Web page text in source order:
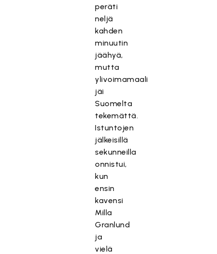
peräti
neljä
kahden
minuutin
jäähyä,
mutta
ylivoimamaali
jäi
Suomelta
tekemättä.
Istuntojen
jälkeisillä
sekunneilla
onnistui,
kun
ensin
kavensi
Milla
Granlund
ja
vielä